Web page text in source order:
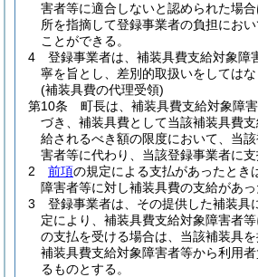
害者等に適合しないと認められた場
所を指摘して登録事業者の負担にお
ことができる。
4
登録事業者は、補装具費支給対象障
寧を旨とし、差別的取扱いをしてはな
(補装具費の代理受領)
第10条
町長は、補装具費支給対象障
づき、補装具費として当該補装具費
給されるべき額の限度において、当
害者等に代わり、当該登録事業者に支
2
前項の規定による支払があったとき
障害者等に対し補装具費の支給があっ
3
登録事業者は、その提供した補装具
定により、補装具費支給対象障害者
の支払を受ける場合は、当該補装具
補装具費支給対象障害者等から利用
るものとする。